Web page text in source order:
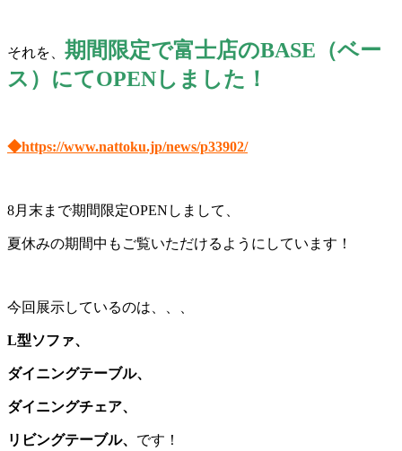
それを、 期間限定で富士店のBASE（ベー
ス）にてOPENしました！
◆https://www.nattoku.jp/news/p33902/
8月末まで期間限定OPENしまして、
夏休みの期間中もご覧いただけるようにしています！
今回展示しているのは、、、
L型ソファ、
ダイニングテーブル、
ダイニングチェア、
リビングテーブル、 です！